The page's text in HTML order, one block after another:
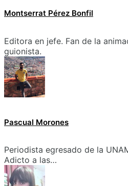
Montserrat Pérez Bonfil
Editora en jefe. Fan de la
guionista.
Pascual Morones
Periodista egresado de la
Adicto a las…